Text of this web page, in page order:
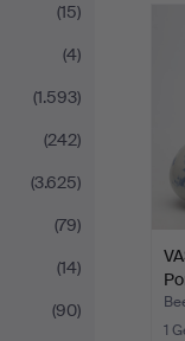
(15)
(4)
(1.593)
(242)
(3.625)
(79)
(14)
(90)
1